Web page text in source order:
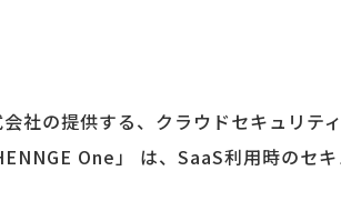
社の提供する、クラウドセキュリ
One」 は、SaaS利用時のセ